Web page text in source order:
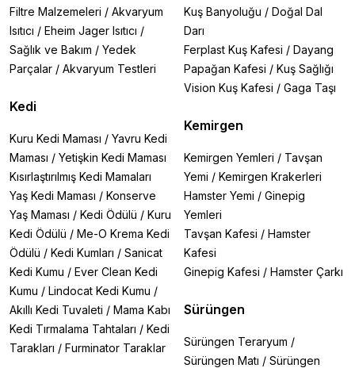
Filtre Malzemeleri / Akvaryum
Isıtıcı / Eheim Jager Isıtıcı /
Sağlık ve Bakım / Yedek
Parçalar / Akvaryum Testleri
Kedi
Kuru Kedi Maması / Yavru Kedi
Maması / Yetişkin Kedi Maması
Kısırlaştırılmış Kedi Mamaları
Yaş Kedi Maması / Konserve
Yaş Maması / Kedi Ödülü / Kuru
Kedi Ödülü / Me-O Krema Kedi
Ödülü / Kedi Kumları / Sanicat
Kedi Kumu / Ever Clean Kedi
Kumu / Lindocat Kedi Kumu /
Akıllı Kedi Tuvaleti / Mama Kabı
Kedi Tırmalama Tahtaları / Kedi
Tarakları / Furminator Taraklar
Kuş Banyoluğu / Doğal Dal
Darı
Ferplast Kuş Kafesi / Dayang
Papağan Kafesi / Kuş Sağlığı
Vision Kuş Kafesi / Gaga Taşı
Kemirgen
Kemirgen Yemleri / Tavşan
Yemi / Kemirgen Krakerleri
Hamster Yemi / Ginepig
Yemleri
Tavşan Kafesi / Hamster
Kafesi
Ginepig Kafesi / Hamster Çarkı
Sürüngen
Sürüngen Teraryum /
Sürüngen Matı / Sürüngen